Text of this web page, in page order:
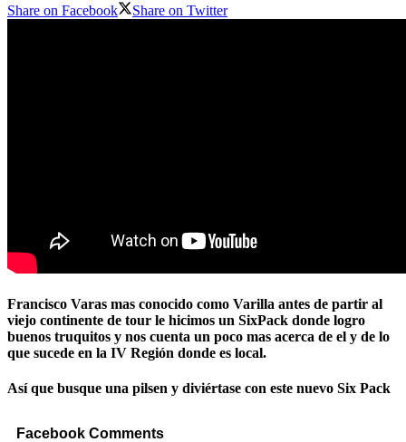
Share on Facebook Share on Twitter
Francisco Varas mas conocido como Varilla antes de partir al
viejo continente de tour le hicimos un SixPack donde logro
buenos truquitos y nos cuenta un poco mas acerca de el y de lo
que sucede en la IV Región donde es local.
Así que busque una pilsen y diviértase con este nuevo Six Pack
Facebook Comments